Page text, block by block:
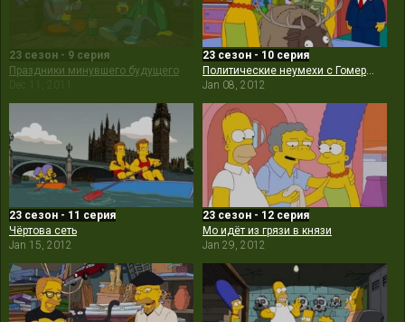
23 сезон - 9 серия
Праздники минувшего будущего
Dec 11, 2011
23 сезон - 10 серия
Политические неумехи с Гомером Симпсоном
Jan 08, 2012
23 сезон - 11 серия
Чёртова сеть
Jan 15, 2012
23 сезон - 12 серия
Мо идёт из грязи в князи
Jan 29, 2012